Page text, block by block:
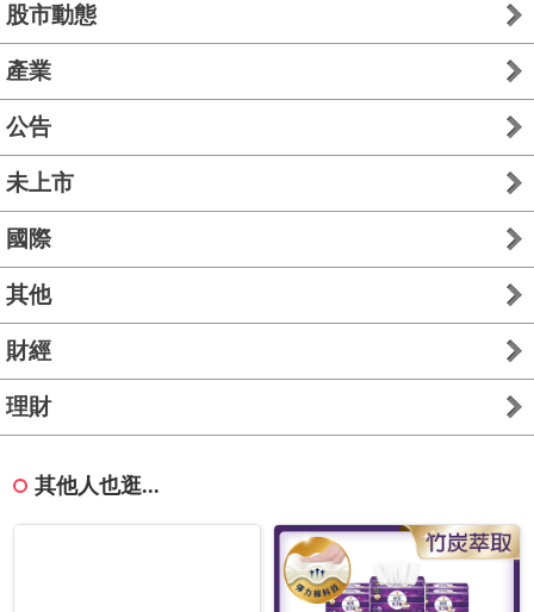
股市動態
產業
公告
未上市
國際
其他
財經
理財
其他人也逛...